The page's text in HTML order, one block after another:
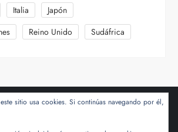
Italia
Japón
Reino Unido Sudáfrica
sitio usa cookies. Si continúas navegando por él,